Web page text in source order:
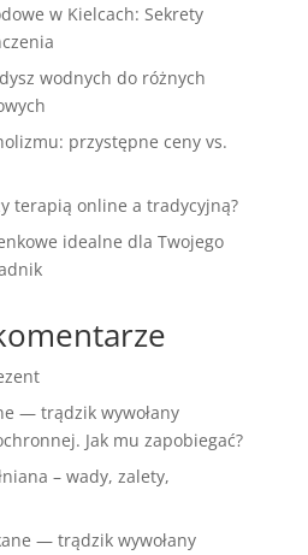
w Kielcach: Sekrety
wodnych do różnych
przystępne ceny vs.
terapią online a tradycyjną?
idealne dla Twojego
— trądzik wywołany
Jak mu zapobiegać?
– wady, zalety,
— trądzik wywołany